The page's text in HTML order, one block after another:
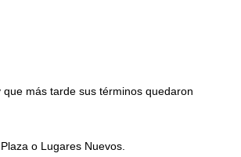
más tarde sus términos quedaron
o Lugares Nuevos.